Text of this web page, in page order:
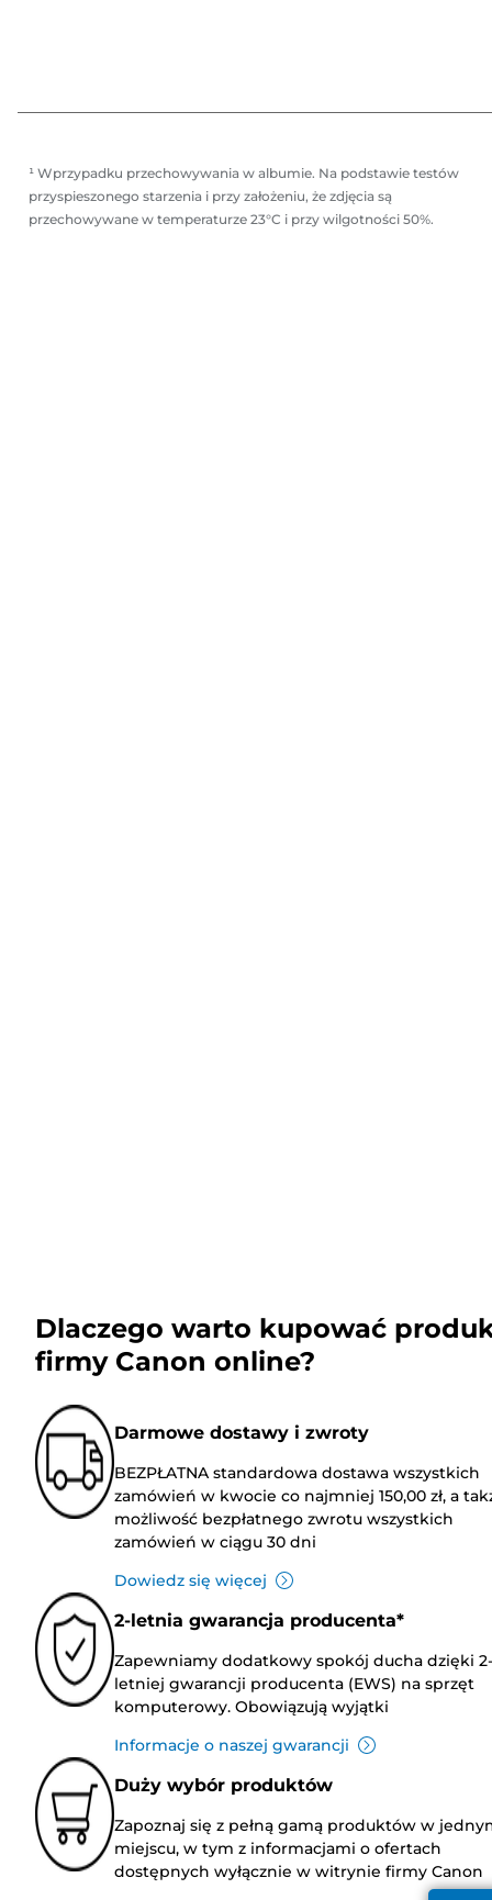
¹ Wprzypadku przechowywania w albumie. Na podstawie testów
przyspieszonego starzenia i przy założeniu, że zdjęcia są
przechowywane w temperaturze 23°C i przy wilgotności 50%.
Dlaczego warto kupować
firmy Canon online?
Darmowe dostawy i zwroty
BEZPŁATNA standardowa dostawa wszystkich
zamówień w kwocie co najmniej 150,00 zł, a
możliwość bezpłatnego zwrotu wszystkich
zamówień w ciągu 30 dni
Dowiedz się więcej
2-letnia gwarancja producenta*
Zapewniamy dodatkowy spokój ducha dzięki 2-
letniej gwarancji producenta (EWS) na sprzęt
komputerowy. Obowiązują wyjątki
Informacje o naszej gwarancji
Duży wybór produktów
Zapoznaj się z pełną gamą produktów w
miejscu, w tym z informacjami o ofertach
dostępnych wyłącznie w witrynie firmy Canon